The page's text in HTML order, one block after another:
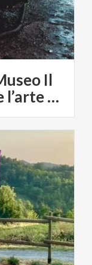
Il
mondo dei minatori e l’arte del ferro